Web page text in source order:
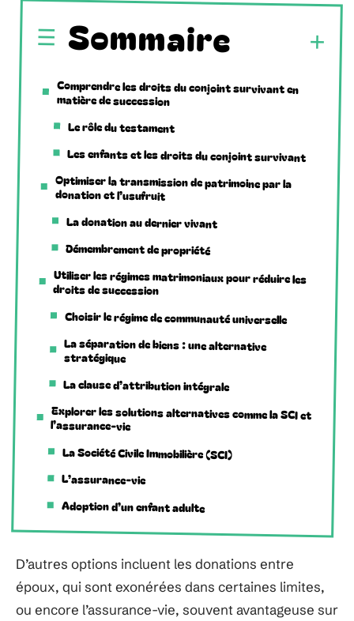
Sommaire
Comprendre les droits du conjoint survivant en
matière de succession
Le rôle du testament
Les enfants et les droits du conjoint survivant
Optimiser la transmission de patrimoine par la
donation et l’usufruit
La donation au dernier vivant
Démembrement de propriété
Utiliser les régimes matrimoniaux pour réduire les
droits de succession
Choisir le régime de communauté universelle
La séparation de biens : une alternative
stratégique
La clause d’attribution intégrale
Explorer les solutions alternatives comme la SCI et
l’assurance-vie
La Société Civile Immobilière (SCI)
L’assurance-vie
Adoption d’un enfant adulte
D’autres options incluent les donations entre
époux, qui sont exonérées dans certaines limites,
ou encore l’assurance-vie, souvent avantageuse sur